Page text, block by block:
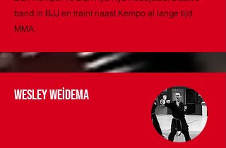
band in BJJ en traint naast Kempo al lange tijd
MMA.
wesley weidema